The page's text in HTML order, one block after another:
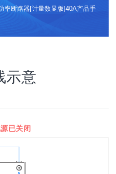
")
率断路器[计量数显版]40A产品手
示意
已关闭